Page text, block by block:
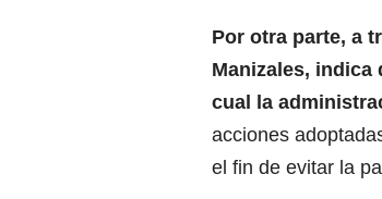
Por otra parte, a
Manizales, indica
cual la
acciones
el fin de evitar la